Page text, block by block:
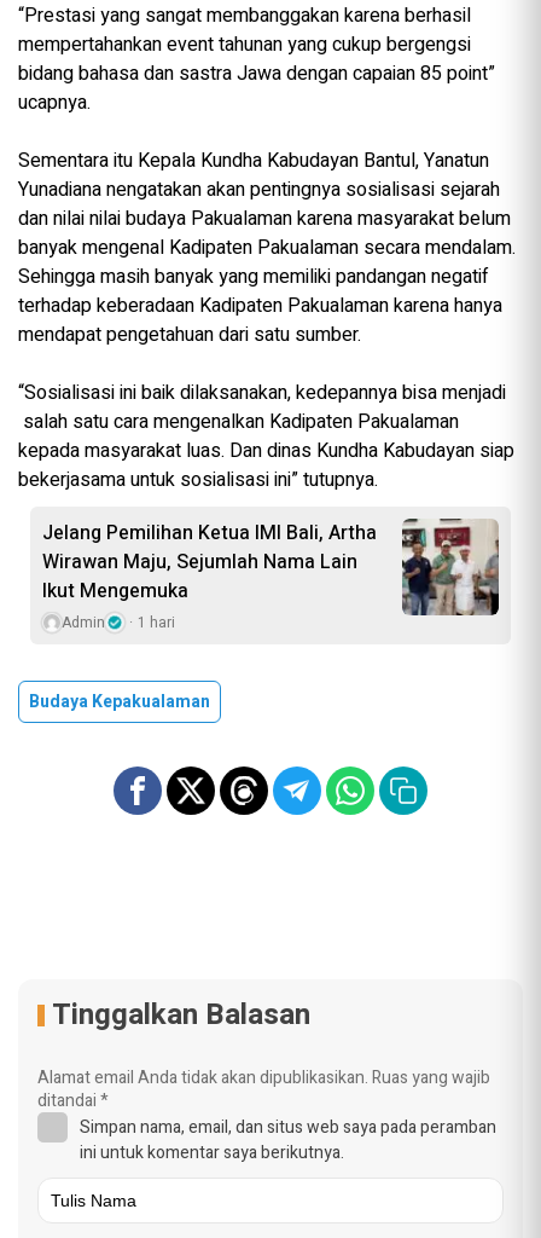
“Prestasi yang sangat membanggakan karena berhasil
mempertahankan event tahunan yang cukup bergengsi
bidang bahasa dan sastra Jawa dengan capaian 85 point”
ucapnya.
Sementara itu Kepala Kundha Kabudayan Bantul, Yanatun
Yunadiana nengatakan akan pentingnya sosialisasi sejarah
dan nilai nilai budaya Pakualaman karena masyarakat belum
banyak mengenal Kadipaten Pakualaman secara mendalam.
Sehingga masih banyak yang memiliki pandangan negatif
terhadap keberadaan Kadipaten Pakualaman karena hanya
mendapat pengetahuan dari satu sumber.
“Sosialisasi ini baik dilaksanakan, kedepannya bisa menjadi
salah satu cara mengenalkan Kadipaten Pakualaman
kepada masyarakat luas. Dan dinas Kundha Kabudayan siap
bekerjasama untuk sosialisasi ini” tutupnya.
Jelang Pemilihan Ketua IMI Bali, Artha
Wirawan Maju, Sejumlah Nama Lain
Ikut Mengemuka
Admin 1 hari
Budaya Kepakualaman
Tinggalkan Balasan
Alamat email Anda tidak akan dipublikasikan.Ruas yang wajib
ditandai*
Simpan nama, email, dan situs web saya pada peramban
ini untuk komentar saya berikutnya.